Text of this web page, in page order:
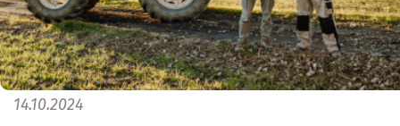
14.10.2024